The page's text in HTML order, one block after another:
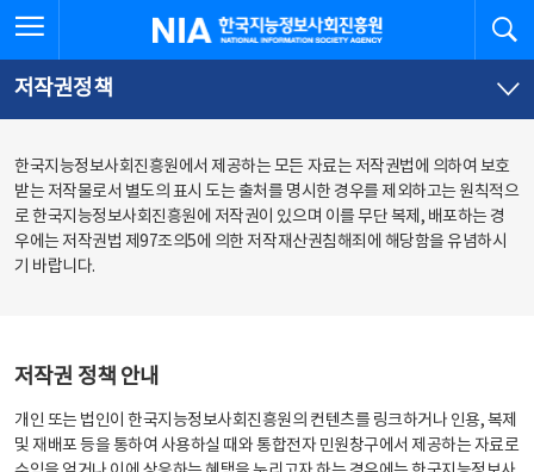
문
로
가
체
뉴
바
가
한국지능정보사회진흥원
저작권정책
한국지능정보사회진흥원에서 제공하는 모든 자료는 저작권법에 의하여 보호
받는 저작물로서 별도의 표시 도는 출처를 명시한 경우를 제외하고는 원칙적으
로 한국지능정보사회진흥원에 저작권이 있으며 이를 무단 복제, 배포하는 경
우에는 저작권법 제97조의5에 의한 저작재산권침해죄에 해당함을 유념하시
기 바랍니다.
저작권 정책 안내
개인 또는 법인이 한국지능정보사회진흥원의 컨텐츠를 링크하거나 인용, 복제
및 재배포 등을 통하여 사용하실 때와 통합전자 민원창구에서 제공하는 자료로